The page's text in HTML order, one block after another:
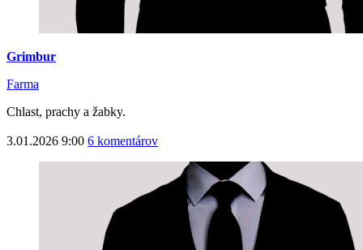
Grimbur
Farma
Chlast, prachy a žabky.
3.01.2026 9:00 6 komentárov